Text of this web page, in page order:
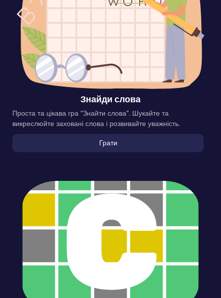
Знайди слова
Проста та цікава гра “Знайти слова”. Шукайте та
викреслюйте заховані слова і розвивайте уважність.
Грати